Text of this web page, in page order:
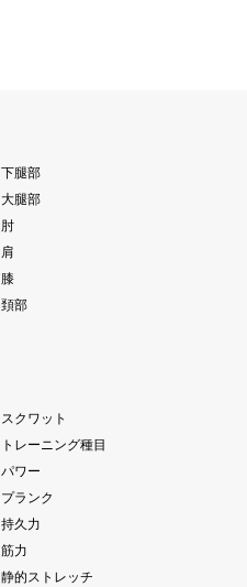
下腿部
大腿部
肘
肩
膝
頚部
スクワット
トレーニング種目
パワー
プランク
持久力
筋力
静的ストレッチ